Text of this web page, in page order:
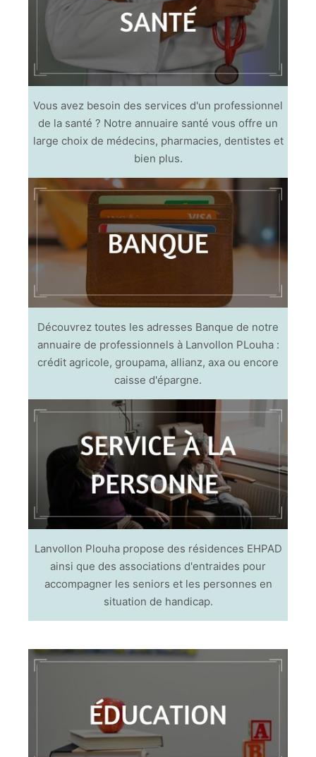
Vous avez besoin des services d'un professionnel
de la santé ? Notre annuaire santé vous offre un
large choix de médecins, pharmacies, dentistes et
bien plus.
Découvrez toutes les adresses Banque de notre
annuaire de professionnels à Lanvollon PLouha :
crédit agricole, groupama, allianz, axa ou encore
caisse d'épargne.
Lanvollon Plouha propose des résidences EHPAD
ainsi que des associations d'entraides pour
accompagner les seniors et les personnes en
situation de handicap.